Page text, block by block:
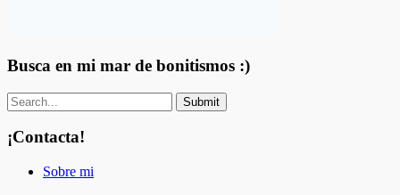
Busca en mi mar de bonitismos :)
¡Contacta!
Sobre mi